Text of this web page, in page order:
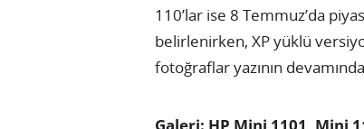
110’lar ise 8 Temmuz’da
belirlenirken, XP yüklü
fotoğraflar yazının